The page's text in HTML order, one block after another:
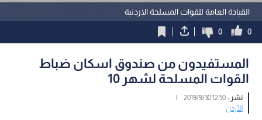
القيادة العامة للقوات المسلحة الاردنية
0
0
المستفيدون من صندوق اسكان ضباط
القوات المسلحة لشهر 10
نشر :12:50 2019/9/30
|
الأردن